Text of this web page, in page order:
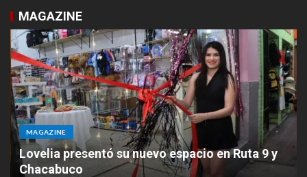
MAGAZINE
MAGAZINE
Lovelia presentó su nuevo espacio en Ruta 9 y
Chacabuco